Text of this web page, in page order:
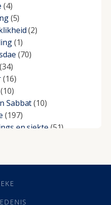
(4)
(5)
(2)
(1)
(70)
(34)
(16)
(10)
Sabbat(10)
(197)
en siekte (51)
Groei(10)
(4)